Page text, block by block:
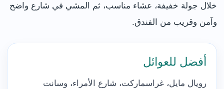
خلال جولة خفيفة، عشاء مناسب، ثم المشي في شارع واضح
وآمن وقريب من الفندق.
أفضل للعوائل
رويال مايل، غراسماركت، شارع الأمراء، وسانت